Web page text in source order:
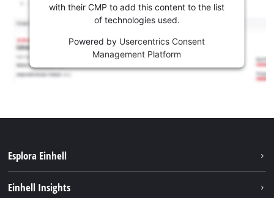
with their CMP to add this content to the list
of technologies used.
Powered by Usercentrics Consent
Management Platform
Esplora Einhell
Einhell Insights